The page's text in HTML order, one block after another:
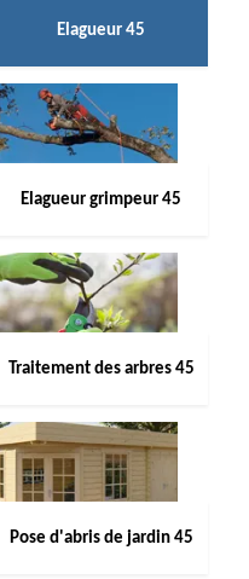
Elagueur 45
Elagueur grimpeur 45
Traitement des arbres 45
Pose d'abris de jardin 45